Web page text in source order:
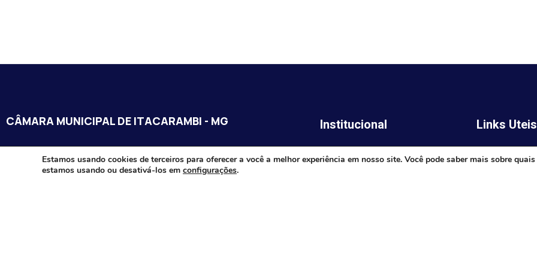
CÂMARA MUNICIPAL DE ITACARAMBI - MG
Endereço: Av. Juca Nascimento, n.º 240, Nossa Senhora de Fátima,
Itacarambi/MG – CEP: 39470-000
Institucional
Legislativo
Links Uteis
Prefeitura de
Estamos usando cookies de terceiros para oferecer a você a melhor experiência em nosso site. Você pode saber mais sobre
estamos usando ou desativá-los em configurações.